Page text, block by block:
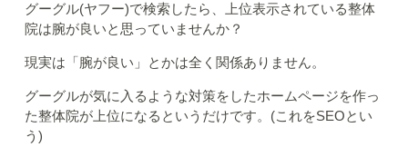
グーグル(ヤフー)で検索したら、上位表示されている整体
院は腕が良いと思っていませんか？
現実は「腕が良い」とかは全く関係ありません。
グーグルが気に入るような対策をしたホームページを作っ
た整体院が上位になるというだけです。(これをSEOとい
う)